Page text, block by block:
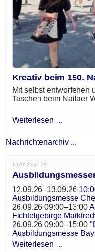
Kreativ beim 150.
Mit selbst entworfenen
Taschen beim Nailaer
Weiterlesen …
Nachrichtenarchiv ...
15.01.25 11:29
12.09.26–13.09.26
Ausbildungsmesse
26.09.26 09:00–13:00
Fichtelgebirge
26.09.26 09:00–15:00
Ausbildungsmesse
Weiterlesen …